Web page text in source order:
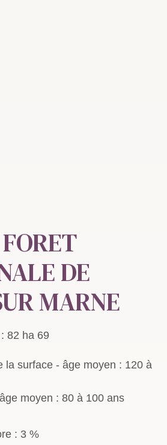
DE
MARNE
82 ha 69
la surface - âge moyen : 120 à
moyen : 80 à 100 ans
: 3 %